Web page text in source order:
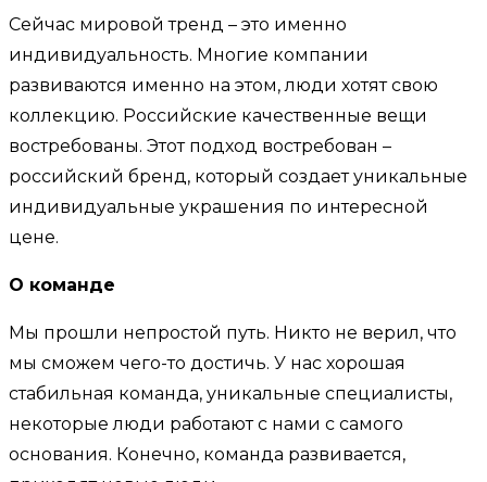
Сейчас мировой тренд – это именно
индивидуальность. Многие компании
развиваются именно на этом, люди хотят свою
коллекцию. Российские качественные вещи
востребованы. Этот подход востребован –
российский бренд, который создает уникальные
индивидуальные украшения по интересной
цене.
О команде
Мы прошли непростой путь. Никто не верил, что
мы сможем чего-то достичь. У нас хорошая
стабильная команда, уникальные специалисты,
некоторые люди работают с нами с самого
основания. Конечно, команда развивается,